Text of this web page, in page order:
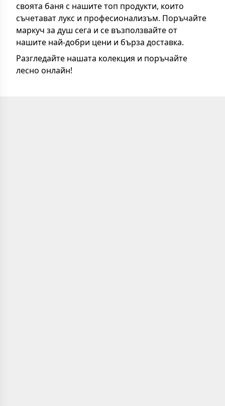
своята баня с нашите топ продукти, които
съчетават лукс и професионализъм. Поръчайте
маркуч за душ сега и се възползвайте от
нашите най-добри цени и бърза доставка.
Разгледайте нашата колекция и поръчайте
лесно онлайн!